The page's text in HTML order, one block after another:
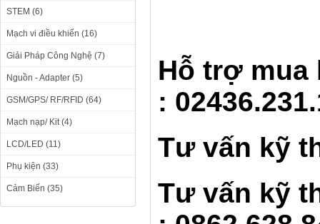
STEM (6)
Mạch vi điều khiển (16)
Giải Pháp Công Nghệ (7)
Nguồn - Adapter (5)
GSM/GPS/ RF/RFID (64)
Mạch nạp/ Kit (4)
LCD/LED (11)
Phụ kiện (33)
Cảm Biến (35)
Hỗ trợ mua
: 02436.231.
Tư vấn kỹ
Tư vấn kỹ